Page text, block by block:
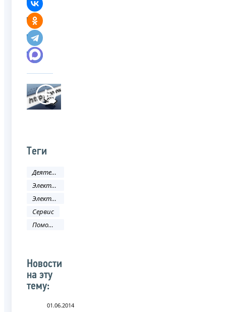
Теги
Деятельность ФНС
Электронные услуги
Электронные сервисы
Сервис
Помощь налогоплательщику
Новости
на эту
тему:
01.06.2014